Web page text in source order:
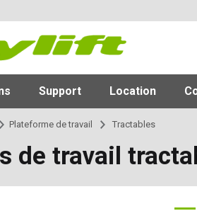
Support Location
Plateforme de travail Tractables
de travail